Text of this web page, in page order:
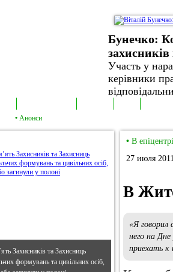
Бунечко:
захисників
Участь у
керівники
• Анонси
Захисників та Захисниць
формувань та цивільних осіб,
• В епіцентрі
27 июля
В
«Я говорил
него на
приехать к